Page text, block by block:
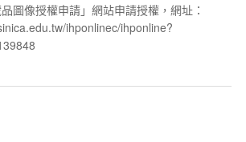
圖像授權申請」網站申請授權，網址：
ihponlinec/ihponline?